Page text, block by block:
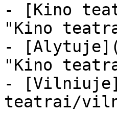
- [Kino
"Kino
-
"Kino
-
teatrai/